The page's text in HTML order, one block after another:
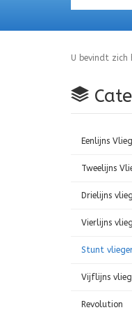
U bevindt zich
Eenlijns
Tweelijns
Drielijns
Vierlijns
Stunt
Vijflijns
Revolution